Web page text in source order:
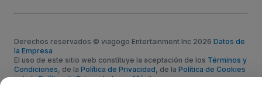
Derechos reservados © viagogo Entertainment Inc 2026 Datos de
la Empresa
El uso de este sitio web constituye la aceptación de los Términos y
Condiciones , de la Política de Privacidad , de la Política de Cookies
y de laPolítica de Privacidad para Móviles